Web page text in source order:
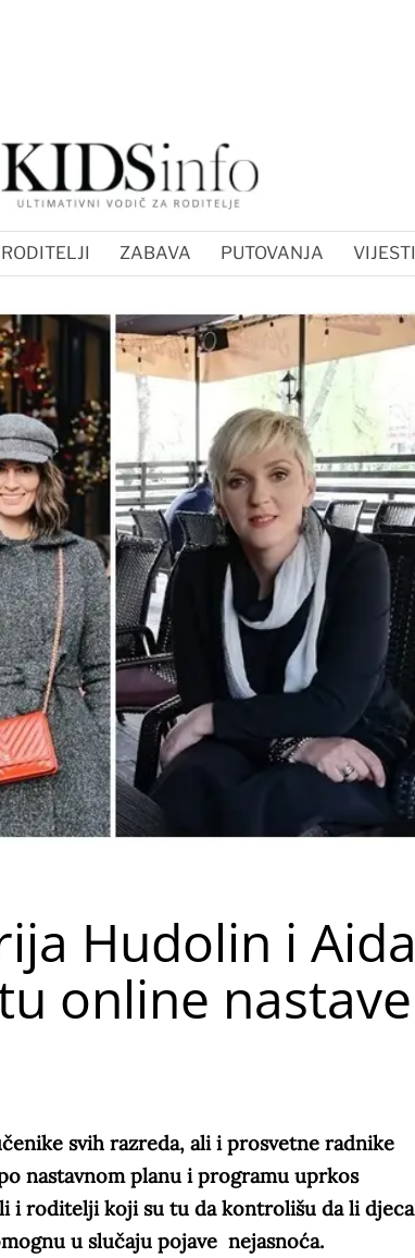
RODITELJI ZABAVA PUTOVANJA VIJESTI
Hudolin i Aida
online nastave
svih razreda, ali i prosvetne radnike
nastavnom planu i programu uprkos
i roditelji koji su tu da kontrolišu da li djeca
u slučaju pojave nejasnoća.